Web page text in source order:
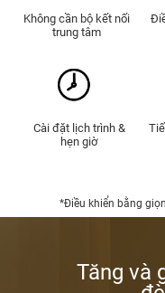
Không cần bộ kết nối
trung tâm
Cài đặt lịch trình &
hẹn giờ
*Điều khiển bằng
Tăng và